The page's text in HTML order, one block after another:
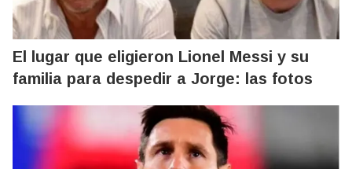
El lugar que eligieron Lionel Messi y su
familia para despedir a Jorge: las fotos